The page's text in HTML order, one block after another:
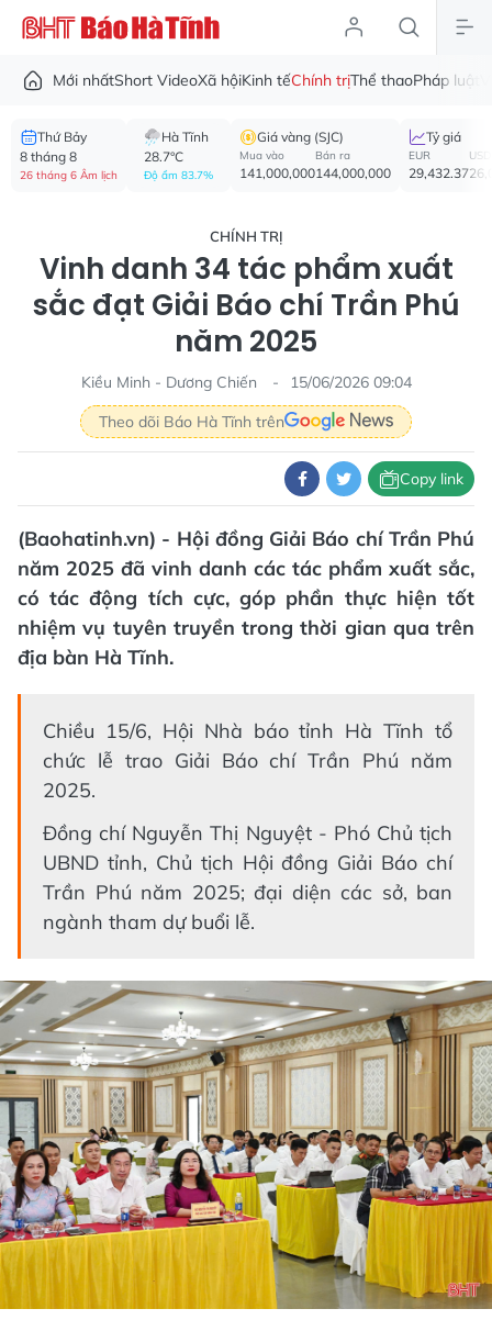
Mới nhấtShort VideoXã hộiKinh tếChính trịThể thaoPháp luật
Thứ Bảy
8 tháng 8
26 tháng 6 Âm lịch
Hà Tĩnh
28.7°C
Độ ẩm 83.7%
Giá vàng (SJC)
Mua vào
141,000,000
Bán ra
144,000,000
Tỷ giá
EUR
29,432.37
USD
CHÍNH TRỊ
Vinh danh 34 tác phẩm xuất
sắc đạt Giải Báo chí Trần Phú
năm 2025
Kiều Minh - Dương Chiến
15/06/2026 09:04
Theo dõi Báo Hà Tĩnh trên
Copy link
(Baohatinh.vn) - Hội đồng Giải Báo chí Trần Phú
năm 2025 đã vinh danh các tác phẩm xuất sắc,
có tác động tích cực, góp phần thực hiện tốt
nhiệm vụ tuyên truyền trong thời gian qua trên
địa bàn Hà Tĩnh.
Chiều 15/6, Hội Nhà báo tỉnh Hà Tĩnh tổ
chức lễ trao Giải Báo chí Trần Phú năm
2025.
Đồng chí Nguyễn Thị Nguyệt - Phó Chủ tịch
UBND tỉnh, Chủ tịch Hội đồng Giải Báo chí
Trần Phú năm 2025; đại diện các sở, ban
ngành tham dự buổi lễ.